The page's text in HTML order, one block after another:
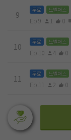
9
무료 노벨패스
Ep.9 1 0
10
무료 노벨패스
Ep.10 4 0
11
무료 노벨패스
Ep.11 2 0